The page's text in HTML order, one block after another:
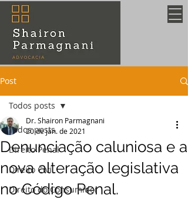
Post
Todos posts
Direito Penal
Direito Civil
Direito do Consumidor
Todos posts
Denunciação caluniosa e a
nova alteração legislativa
no Código Penal.
Dr. Shairon Parmagnani
20 de jan. de 2021